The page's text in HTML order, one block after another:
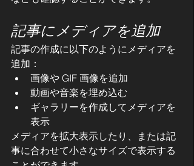
記事にメディアを追加
記事の作成に以下のようにメディアを
追加：
画像や GIF 画像を追加
動画や音楽を埋め込む
ギャラリーを作成してメディアを
表示
メディアを拡大表示したり、または記
事に合わせて小さなサイズで表示する